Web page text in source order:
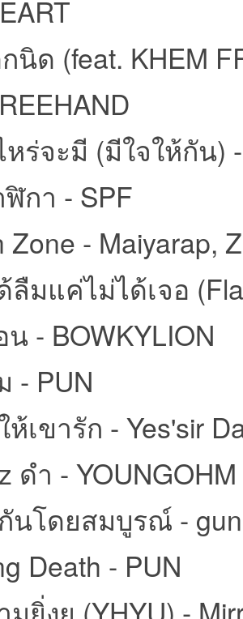
นิด (feat. KHEM
หร่จะมี (มีใจให้กัน)
กา - SPF
Zone - Maiyarap,
ลืมแค่ไม่ได้เจอ
น - BOWKYLION
- PUN
เขารัก - Yes'sir
ดำ - YOUNGOHM
นโดยสมบูรณ์ -
Death - PUN